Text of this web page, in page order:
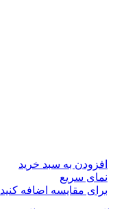
افزودن به سبد خرید
نمای سریع
برای مقایسه اضافه کنید